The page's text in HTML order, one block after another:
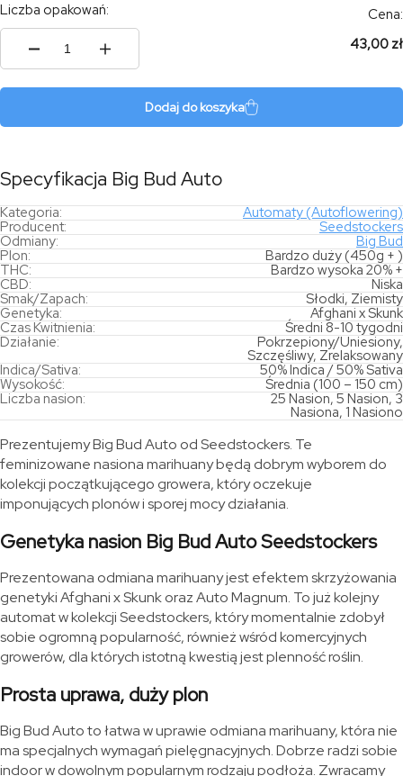
Liczba opakowań:
ilość
Cena:
43,00 zł
Dodaj do koszyka
Specyfikacja Big Bud Auto
Kategoria:
Automaty (Autoflowering)
Producent:
Seedstockers
Odmiany:
Big Bud
Plon:
Bardzo duży (450g + )
THC:
Bardzo wysoka 20% +
CBD:
Niska
Smak/Zapach:
Słodki, Ziemisty
Genetyka:
Afghani x Skunk
Czas Kwitnienia:
Średni 8-10 tygodni
Działanie:
Pokrzepiony/Uniesiony,
Szczęśliwy, Zrelaksowany
Indica/Sativa:
50% Indica / 50% Sativa
Wysokość:
Średnia (100 – 150 cm)
Liczba nasion:
25 Nasion, 5 Nasion, 3
Nasiona, 1 Nasiono
Prezentujemy Big Bud Auto od Seedstockers. Te
feminizowane nasiona marihuany będą dobrym wyborem do
kolekcji początkującego growera, który oczekuje
imponujących plonów i sporej mocy działania.
Genetyka nasion Big Bud Auto Seedstockers
Prezentowana odmiana marihuany jest efektem skrzyżowania
genetyki Afghani x Skunk oraz Auto Magnum. To już kolejny
automat w kolekcji Seedstockers, który momentalnie zdobył
sobie ogromną popularność, również wśród komercyjnych
growerów, dla których istotną kwestią jest plenność roślin.
Prosta uprawa, duży plon
Big Bud Auto to łatwa w uprawie odmiana marihuany, która nie
ma specjalnych wymagań pielęgnacyjnych. Dobrze radzi sobie
indoor w dowolnym popularnym rodzaju podłoża. Zwracamy